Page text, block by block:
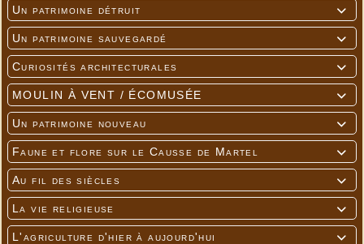

Un patrimoine détruit

Un patrimoine sauvegardé

Curiosités architecturales

MOULIN À VENT / ÉCOMUSÉE

Un patrimoine nouveau

Faune et flore sur le Causse de Martel

Au fil des siècles

La vie religieuse

L'agriculture d'hier à aujourd'hui